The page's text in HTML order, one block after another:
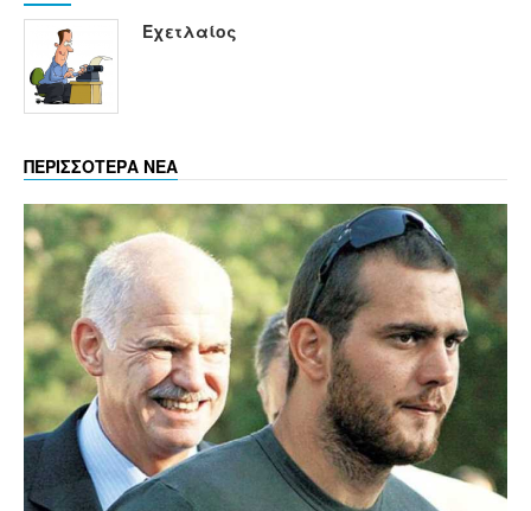
Εχετλαίος
ΠΕΡΙΣΣΟΤΕΡΑ ΝΕΑ